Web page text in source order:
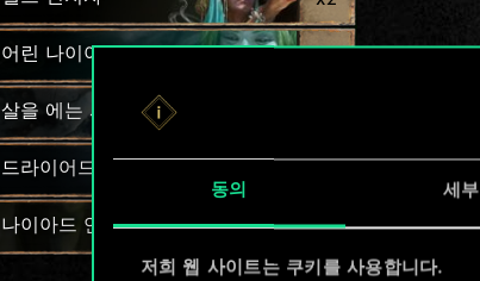
동의 세부
저희 웹 사이트는 쿠키를 사용합니다.
어린 나이아드 x2
살을 에는 서리
드라이어드의 가호
나이아드 연못지기 x2